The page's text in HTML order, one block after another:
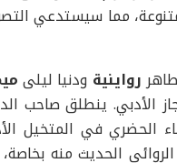
مما سيستدعي
رواينية ودنيا ليلى
الأدبي. ينطلق صاحب
الحضري في المتخيل
الحديث منه